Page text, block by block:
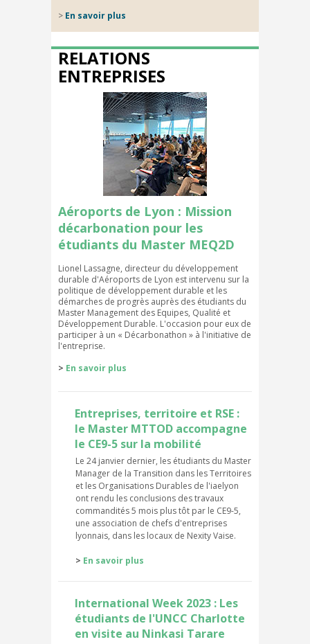
> En savoir plus
RELATIONS
ENTREPRISES
Aéroports de Lyon : Mission
décarbonation pour les
étudiants du Master MEQ2D
Lionel Lassagne, directeur du développement
durable d'Aéroports de Lyon est intervenu sur la
politique de développement durable et les
démarches de progrès auprès des étudiants du
Master Management des Equipes, Qualité et
Développement Durable. L'occasion pour eux de
participer à un « Décarbonathon » à l'initiative de
l'entreprise.
> En savoir plus
Entreprises, territoire et RSE :
le Master MTTOD accompagne
le CE9-5 sur la mobilité
Le 24 janvier dernier, les étudiants du Master
Manager de la Transition dans les Territoires
et les Organisations Durables de l'iaelyon
ont rendu les conclusions des travaux
commandités 5 mois plus tôt par le CE9-5,
une association de chefs d'entreprises
lyonnais, dans les locaux de Nexity Vaise.
> En savoir plus
International Week 2023 : Les
étudiants de l'UNCC Charlotte
en visite au Ninkasi Tarare